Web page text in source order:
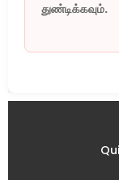
துண்டிக்கவும்.